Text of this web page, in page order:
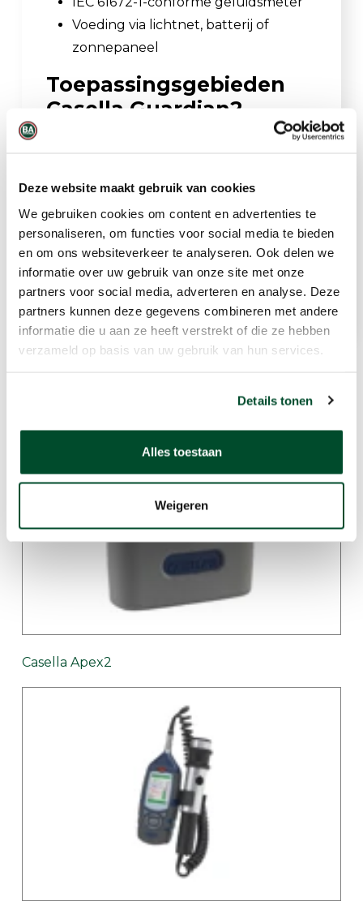
Deze website maakt gebruik van cookies
We gebruiken cookies om content en advertenties te
personaliseren, om functies voor social media te bieden
en om ons websiteverkeer te analyseren. Ook delen we
informatie over uw gebruik van onze site met onze
partners voor social media, adverteren en analyse. Deze
partners kunnen deze gegevens combineren met andere
informatie die u aan ze heeft verstrekt of die ze hebben
verzameld op basis van uw gebruik van hun services.
Details tonen
Alles toestaan
Weigeren
Voeding via lichtnet, batterij of
zonnepaneel
Toepassingsgebieden
Casella Guardian2
Grensbewaking
Omgevingsbewaking
Bouw en sloop
Semi-permanente bewaking
Casella Apex2